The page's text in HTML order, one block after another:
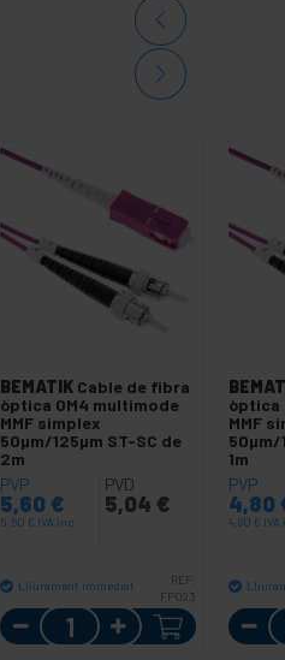
BEMATIK Cable de fibra
òptica OM4 multimode
MMF simplex
50µm/125µm ST-SC de
2m
PVP
5,60 €
5,60 € IVA inc.
PVD
5,04 €
Lliurament immediat
REF:
FP023
Quantitat
òptica
MMF
50µm/
1m
PVP
4,80
4,80 €